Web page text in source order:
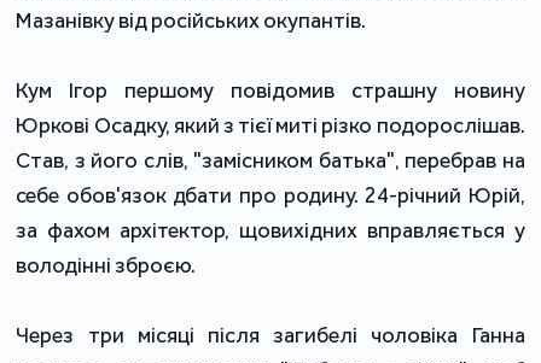
Мазанівку від російських окупантів.
Кум Ігор першому повідомив страшну новину
Юркові Осадку, який з тієї миті різко подорослішав.
Став, з його слів, "замісником батька", перебрав на
себе обов'язок дбати про родину. 24-річний Юрій,
за фахом архітектор, щовихідних вправляється у
володінні зброєю.
Через три місяці після загибелі чоловіка Ганна